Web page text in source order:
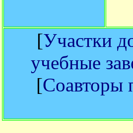
[Участки
учебные
[Соавторы